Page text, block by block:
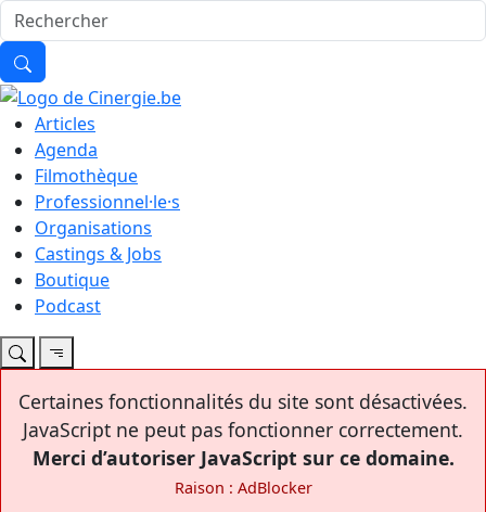
Articles
Agenda
Filmothèque
Professionnel·le·s
Organisations
Castings & Jobs
Boutique
Podcast
Certaines fonctionnalités du site sont désactivées.
JavaScript ne peut pas fonctionner correctement.
Merci d’autoriser JavaScript sur ce domaine.
Raison : AdBlocker